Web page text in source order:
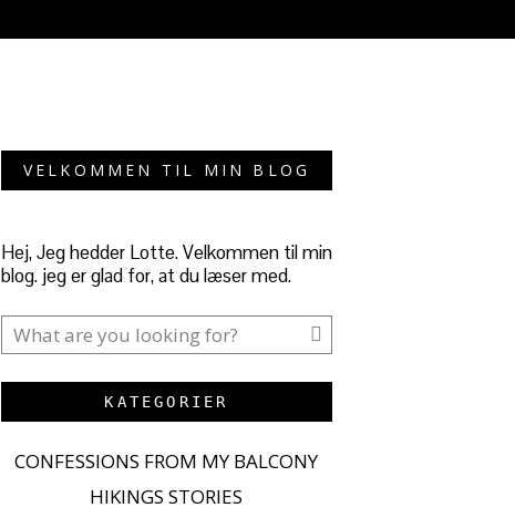
VELKOMMEN TIL MIN BLOG
Hej, Jeg hedder Lotte. Velkommen til min
blog. jeg er glad for, at du læser med.
KATEGORIER
CONFESSIONS FROM MY BALCONY
HIKINGS STORIES